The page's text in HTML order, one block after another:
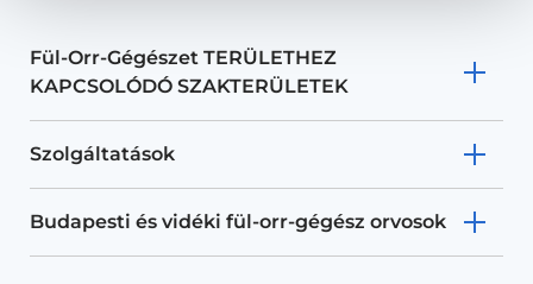
Fül-Orr-Gégészet TERÜLETHEZ
KAPCSOLÓDÓ SZAKTERÜLETEK
Szolgáltatások
Budapesti és vidéki fül-orr-gégész orvosok